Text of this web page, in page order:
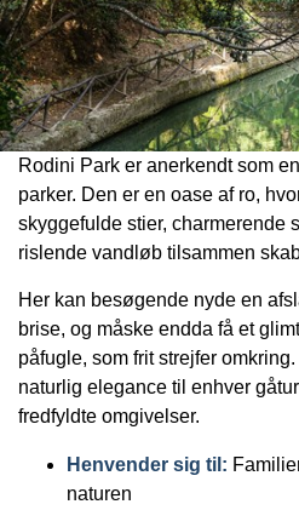
Rodini Park er anerkendt som
parker. Den er en oase af ro,
skyggefulde stier, charmerende
rislende vandløb tilsammen
Her kan besøgende nyde en
brise, og måske endda få et
påfugle, som frit strejfer
naturlig elegance til enhver
fredfyldte omgivelser.
Henvender sig til:
naturen